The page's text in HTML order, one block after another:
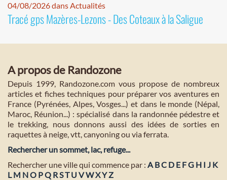
04/08/2026 dans Actualités
Tracé gps Mazères-Lezons - Des Coteaux à la Saligue
A propos de Randozone
Depuis 1999, Randozone.com vous propose de nombreux
articles et fiches techniques pour préparer vos aventures en
France (Pyrénées, Alpes, Vosges...) et dans le monde (Népal,
Maroc, Réunion...) : spécialisé dans la randonnée pédestre et
le trekking, nous donnons aussi des idées de sorties en
raquettes à neige, vtt, canyoning ou via ferrata.
Rechercher un sommet, lac, refuge...
Rechercher une ville qui commence par : A BC D E FG H I J K
L M NO PQ RST U VWXYZ